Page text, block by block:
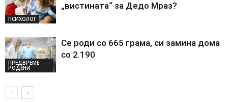
ПСИХОЛОГ
„вистината“ за Дедо Мраз?
ПРЕДВРЕМЕ
РОДЕНИ
Се роди со 665 грама, си замина дома
со 2.190